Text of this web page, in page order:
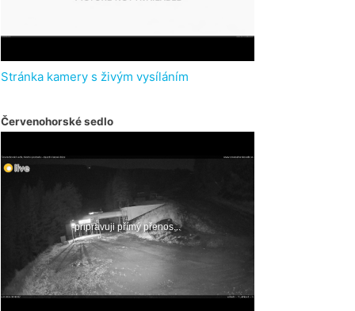
Stránka kamery s živým vysíláním
Červenohorské sedlo